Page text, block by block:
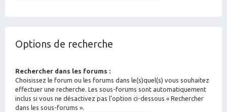
Options de recherche
Rechercher dans les forums :
Choisissez le forum ou les forums dans le(s)quel(s) vous souhaitez
effectuer une recherche. Les sous-forums sont automatiquement
inclus si vous ne désactivez pas l’option ci-dessous « Rechercher
dans les sous-forums ».